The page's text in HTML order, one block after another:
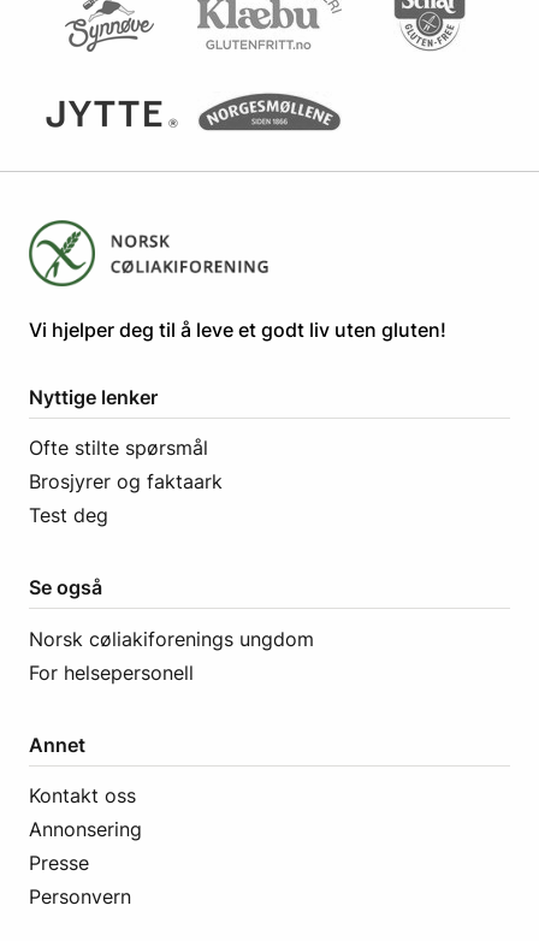
​​​​Vi hjelper deg til å leve et godt liv uten gluten! ​
Nyttige lenker
Ofte stilte spørsmål
Brosjyrer og faktaark
Test deg
Se også
Norsk cøliakiforenings ungdom
For helsepersonell
Annet
Kontakt oss
Annonsering
Presse
Personvern